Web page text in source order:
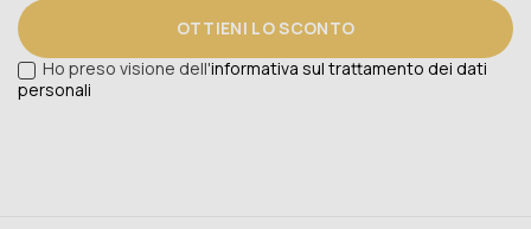
OTTIENI LO SCONTO
Ho preso visione dell'informativa sul trattamento dei dati
personali